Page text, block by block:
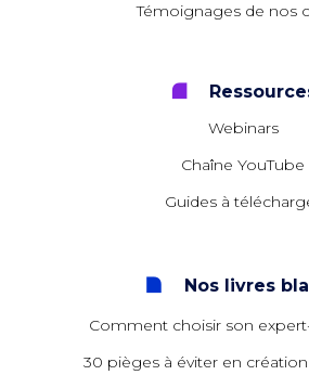
Témoignages de nos
Webinars
Chaîne YouTube
Guides à
Nos livres
Comment choisir son
30 pièges à éviter en